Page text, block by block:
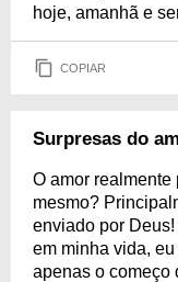
hoje, amanhã e
COPIAR
Surpresas do
O amor realmente
mesmo?
enviado por
em minha vida,
apenas o começo